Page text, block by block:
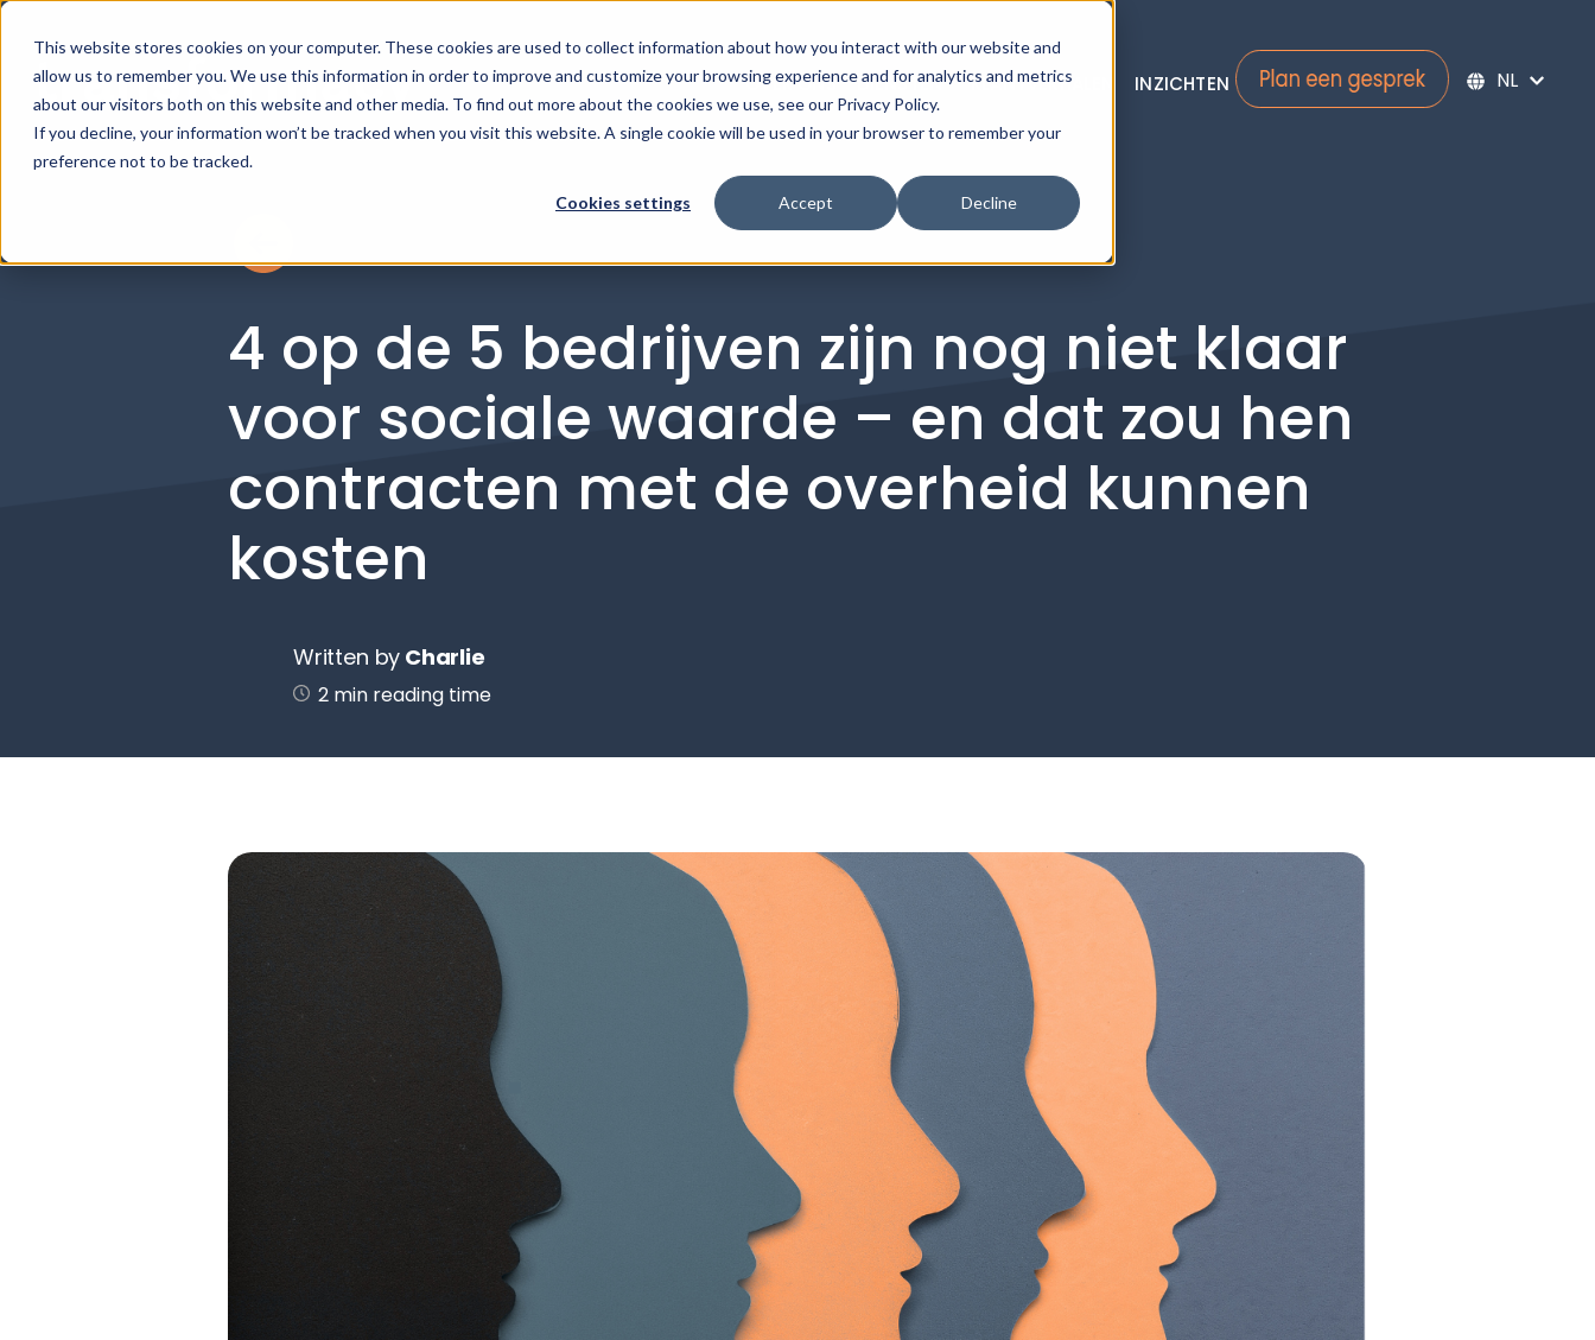
This website stores cookies on your computer. These cookies are used to collect information about how you interact with our website and
allow us to remember you. We use this information in order to improve and customize your browsing experience and for analytics and metrics
about our visitors both on this website and other media. To find out more about the cookies we use, see our Privacy Policy.
If you decline, your information won’t be tracked when you visit this website. A single cookie will be used in your browser to remember your
preference not to be tracked.
Cookies settings Accept Decline
OVER ONS DIENSTEN Show submenu for Diensten
KLANTVERHALEN INZICHTEN
4 op de 5 bedrijven zijn nog niet klaar
voor sociale waarde – en dat zou hen
contracten met de overheid kunnen
kosten
Written by Charlie
2 min reading time